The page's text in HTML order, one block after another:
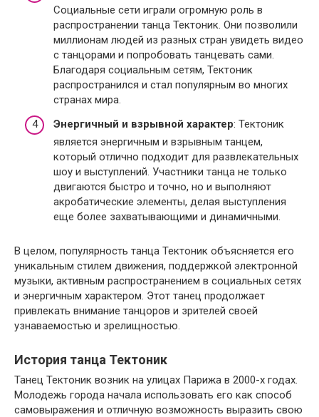
Социальные сети играли огромную роль в
распространении танца Тектоник. Они позволили
миллионам людей из разных стран увидеть видео
с танцорами и попробовать танцевать сами.
Благодаря социальным сетям, Тектоник
распространился и стал популярным во многих
странах мира.
Энергичный и взрывной характер: Тектоник
является энергичным и взрывным танцем,
который отлично подходит для развлекательных
шоу и выступлений. Участники танца не только
двигаются быстро и точно, но и выполняют
акробатические элементы, делая выступления
еще более захватывающими и динамичными.
В целом, популярность танца Тектоник объясняется его
уникальным стилем движения, поддержкой электронной
музыки, активным распространением в социальных сетях
и энергичным характером. Этот танец продолжает
привлекать внимание танцоров и зрителей своей
узнаваемостью и зрелищностью.
История танца Тектоник
Танец Тектоник возник на улицах Парижа в 2000-х годах.
Молодежь города начала использовать его как способ
самовыражения и отличную возможность выразить свою